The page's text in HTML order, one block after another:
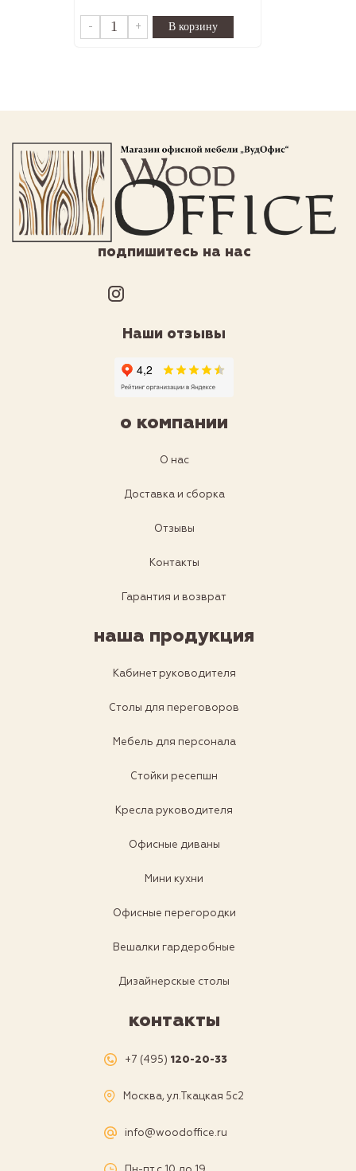
- +
подпишитесь на нас
Наши отзывы
о компании
О нас
Доставка и сборка
Отзывы
Контакты
Гарантия и возврат
наша продукция
Кабинет руководителя
Столы для переговоров
Мебель для персонала
Стойки ресепшн
Кресла руководителя
Офисные диваны
Мини кухни
Офисные перегородки
Вешалки гардеробные
Дизайнерскые столы
контакты
+7 (495) 120-20-33
Москва, ул.Ткацкая 5с2
info@woodoffice.ru